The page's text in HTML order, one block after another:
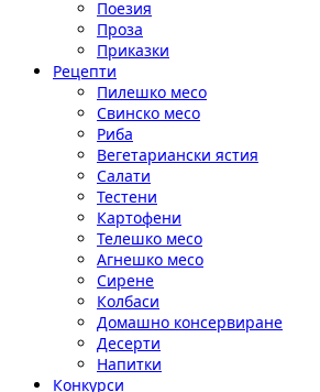
Поезия
Проза
Приказки
Рецепти
Пилешко месо
Свинско месо
Риба
Вегетариански ястия
Салати
Тестени
Картофени
Телешко месо
Агнешко месо
Сирене
Колбаси
Домашно консервиране
Десерти
Напитки
Конкурси